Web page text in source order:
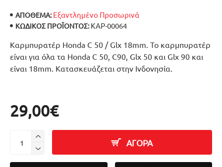
Καρμπυρατέρ Honda C 50 / Glx 18mm. Το καρμπυρατέρ
είναι για όλα τα Honda C 50, C90, Glx 50 και Glx 90 και
είναι 18mm. Κατασκευάζεται στην Ινδονησία.
ΑΠΟΘΕΜΑ: Εξαντλημένο Προσωρινά
ΚΩΔΙΚΌΣ ΠΡΟΪΌΝΤΟΣ: ΚΑΡ-00064
29,00€
ΑΓΟΡΑ